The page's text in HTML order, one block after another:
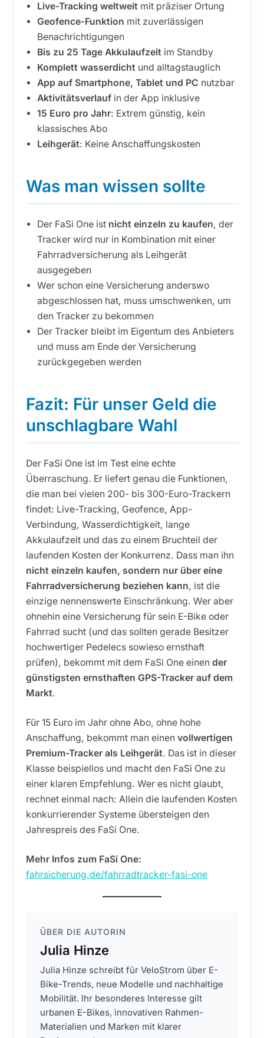
Live-Tracking weltweit mit präziser Ortung
Geofence-Funktion mit zuverlässigen
Benachrichtigungen
Bis zu 25 Tage Akkulaufzeit im Standby
Komplett wasserdicht und alltagstauglich
App auf Smartphone, Tablet und PC nutzbar
Aktivitätsverlauf in der App inklusive
15 Euro pro Jahr: Extrem günstig, kein
klassisches Abo
Leihgerät: Keine Anschaffungskosten
Was man wissen sollte
Der FaSi One ist nicht einzeln zu kaufen, der
Tracker wird nur in Kombination mit einer
Fahrradversicherung als Leihgerät
ausgegeben
Wer schon eine Versicherung anderswo
abgeschlossen hat, muss umschwenken, um
den Tracker zu bekommen
Der Tracker bleibt im Eigentum des Anbieters
und muss am Ende der Versicherung
zurückgegeben werden
Fazit: Für unser Geld die
unschlagbare Wahl
Der FaSi One ist im Test eine echte
Überraschung. Er liefert genau die Funktionen,
die man bei vielen 200- bis 300-Euro-Trackern
findet: Live-Tracking, Geofence, App-
Verbindung, Wasserdichtigkeit, lange
Akkulaufzeit und das zu einem Bruchteil der
laufenden Kosten der Konkurrenz. Dass man ihn
nicht einzeln kaufen, sondern nur über eine
Fahrradversicherung beziehen kann, ist die
einzige nennenswerte Einschränkung. Wer aber
ohnehin eine Versicherung für sein E-Bike oder
Fahrrad sucht (und das sollten gerade Besitzer
hochwertiger Pedelecs sowieso ernsthaft
prüfen), bekommt mit dem FaSi One einen der
günstigsten ernsthaften GPS-Tracker auf dem
Markt.
Für 15 Euro im Jahr ohne Abo, ohne hohe
Anschaffung, bekommt man einen vollwertigen
Premium-Tracker als Leihgerät. Das ist in dieser
Klasse beispiellos und macht den FaSi One zu
einer klaren Empfehlung. Wer es nicht glaubt,
rechnet einmal nach: Allein die laufenden Kosten
konkurrierender Systeme übersteigen den
Jahrespreis des FaSi One.
Mehr Infos zum FaSi One:
fahrsicherung.de/fahrradtracker-fasi-one
ÜBER DIE AUTORIN
Julia Hinze
Julia Hinze schreibt für VeloStrom über E-
Bike-Trends, neue Modelle und nachhaltige
Mobilität. Ihr besonderes Interesse gilt
urbanen E-Bikes, innovativen Rahmen-
Materialien und Marken mit klarer